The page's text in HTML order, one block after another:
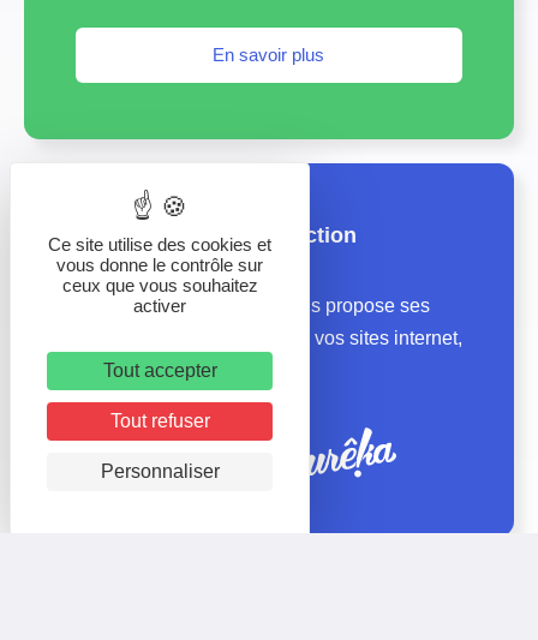
En savoir plus
Nos agences de production
Le groupe Logitourisme vous propose ses
agences pour la création de vos sites internet,
médias et print
Ce site utilise des cookies et
vous donne le contrôle sur
ceux que vous souhaitez
activer
Tout accepter
Tout refuser
Personnaliser